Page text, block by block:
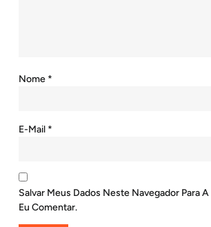
Nome *
E-Mail *
Salvar Meus Dados Neste Navegador Para
Eu Comentar.